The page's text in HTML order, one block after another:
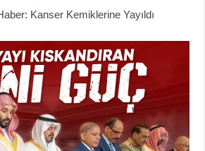
Kanser Kemiklerine Yayıldı